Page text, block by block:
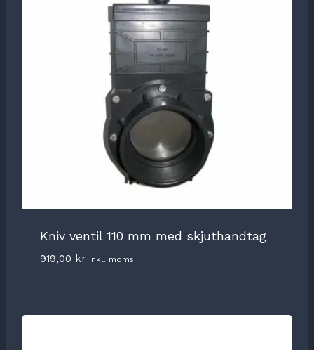
Kniv ventil 110 mm med skjuthandtag
919,00 kr inkl. moms